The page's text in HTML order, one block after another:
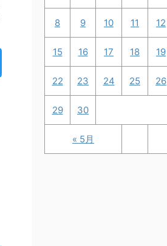
« 5月
8 9 10 11 12
15 16 17 18 19
22 23 24 25 26
29 30